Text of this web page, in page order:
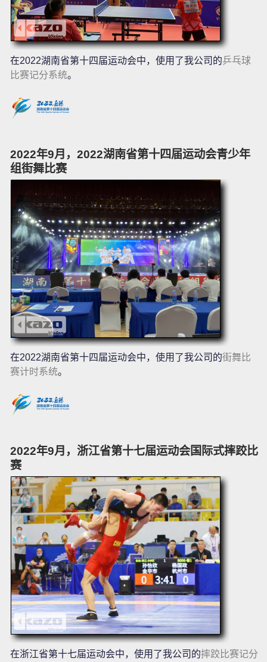
在2022湖南省第十四届运动会中，使用了我公司的乒乓球
比赛记分系统。
2022年9月，2022湖南省第十四届运动会青少年
组街舞比赛
在2022湖南省第十四届运动会中，使用了我公司的街舞比
赛计时系统。
2022年9月，浙江省第十七届运动会国际式摔跤比
赛
在浙江省第十七届运动会中，使用了我公司的摔跤比赛记分